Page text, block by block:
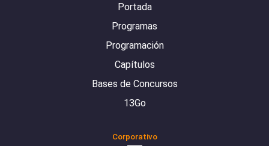
Portada
Programas
Programación
Capítulos
Bases de Concursos
13Go
Corporativo